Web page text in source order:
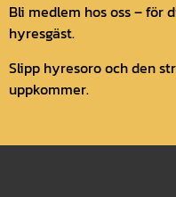
Bli medlem hos oss – för
hyresgäst.
Slipp hyresoro och den
uppkommer.